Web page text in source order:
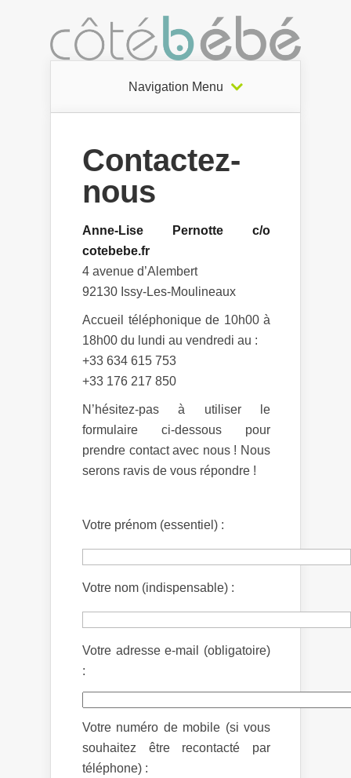
Navigation Menu
Contactez-
nous
Anne-Lise Pernotte c/o
cotebebe.fr
4 avenue d’Alembert
92130 Issy-Les-Moulineaux
Accueil téléphonique de 10h00 à
18h00 du lundi au vendredi au :
+33 634 615 753
+33 176 217 850
N’hésitez-pas à utiliser le
formulaire ci-dessous pour
prendre contact avec nous ! Nous
serons ravis de vous répondre !
Votre prénom (essentiel) :
Votre nom (indispensable) :
Votre adresse e-mail (obligatoire)
:
Votre numéro de mobile (si vous
souhaitez être recontacté par
téléphone) :